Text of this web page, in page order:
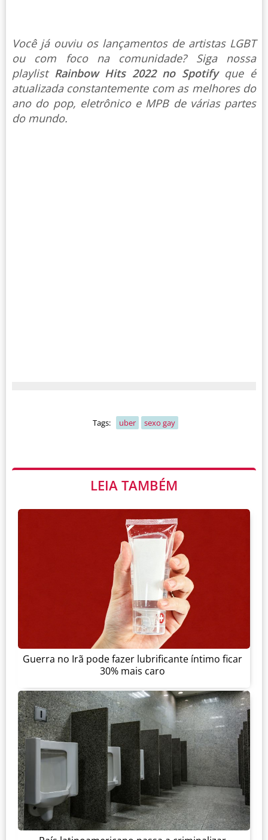
Você já ouviu os lançamentos de artistas LGBT
ou com foco na comunidade? Siga nossa
playlist Rainbow Hits 2022 no Spotify que é
atualizada constantemente com as melhores do
ano do pop, eletrônico e MPB de várias partes
do mundo.
Tags: uber sexo gay
LEIA TAMBÉM
Guerra no Irã pode fazer lubrificante íntimo ficar
30% mais caro